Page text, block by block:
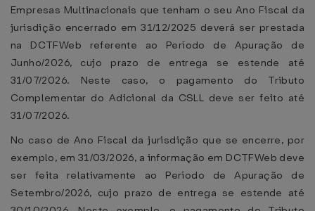
Empresas Multinacionais que tenham o seu Ano Fiscal da
jurisdição encerrado em 31/12/2025 deverá ser prestada
na DCTFWeb referente ao Período de Apuração de
Junho/2026, cujo prazo de entrega se estende até
31/07/2026. Neste caso, o pagamento do Tributo
Complementar do Adicional da CSLL deve ser feito até
31/07/2026.
No caso de Ano Fiscal da jurisdição que se encerre, por
exemplo, em 31/03/2026, a informação em DCTFWeb deve
ser feita relativamente ao Período de Apuração de
Setembro/2026, cujo prazo de entrega se estende até